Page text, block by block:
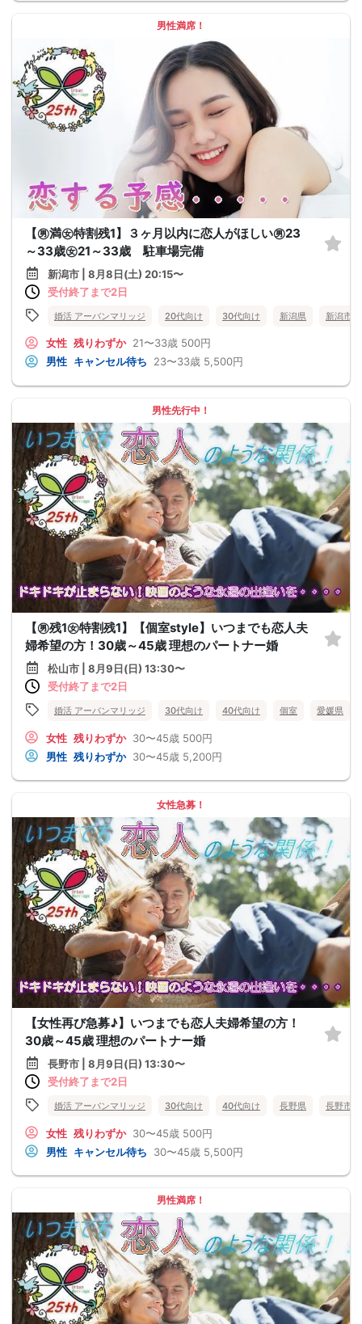
男性満席！
【㊚満㊛特割残1】３ヶ月以内に恋人がほしい㊚23
～33歳㊛21～33歳 駐車場完備
新潟市 | 8月8日(土) 20:15〜
受付終了まで2日
婚活 アーバンマリッジ 20代向け 30代向け 新潟県 新潟市
女性 残りわずか 21〜33歳 500円
男性 キャンセル待ち 23〜33歳 5,500円
男性先行中！
【㊚残1㊛特割残1】【個室style】いつまでも恋人夫
婦希望の方！30歳～45歳 理想のパートナー婚
松山市 | 8月9日(日) 13:30〜
受付終了まで2日
婚活 アーバンマリッジ 30代向け 40代向け 個室 愛媛県
女性 残りわずか 30〜45歳 500円
男性 残りわずか 30〜45歳 5,200円
女性急募！
【女性再び急募♪】いつまでも恋人夫婦希望の方！
30歳～45歳 理想のパートナー婚
長野市 | 8月9日(日) 13:30〜
受付終了まで2日
婚活 アーバンマリッジ 30代向け 40代向け 長野県 長野市
女性 残りわずか 30〜45歳 500円
男性 キャンセル待ち 30〜45歳 5,500円
男性満席！